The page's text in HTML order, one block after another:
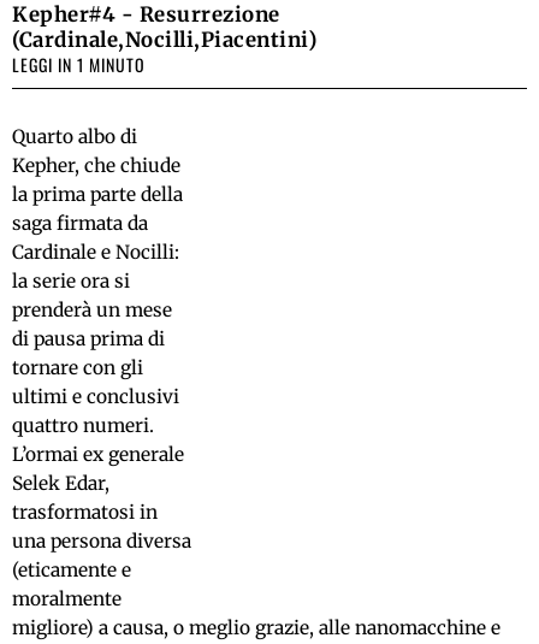
Kepher#4 - Resurrezione
(Cardinale,Nocilli,Piacentini)
LEGGI IN 1 MINUTO
Quarto albo di
Kepher, che chiude
la prima parte della
saga firmata da
Cardinale e Nocilli:
la serie ora si
prenderà un mese
di pausa prima di
tornare con gli
ultimi e conclusivi
quattro numeri.
L’ormai ex generale
Selek Edar,
trasformatosi in
una persona diversa
(eticamente e
moralmente
migliore) a causa, o meglio grazie, alle nanomacchine e